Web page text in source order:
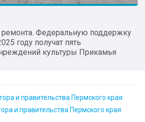
ремонта. Федеральную поддержку
году получат пять
культуры Прикамья
и правительства Пермского края
и правительства Пермского края